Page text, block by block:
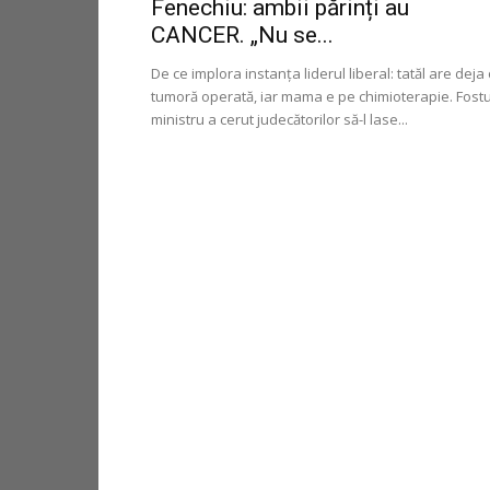
Fenechiu: ambii părinți au
CANCER. „Nu se...
De ce implora instanţa liderul liberal: tatăl are deja
tumoră operată, iar mama e pe chimioterapie.
ministru a cerut judecătorilor să-l lase...